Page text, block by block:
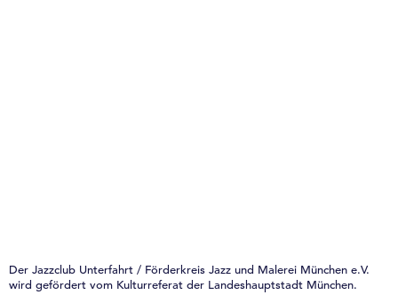
Der Jazzclub Unterfahrt / Förderkreis Jazz und Malerei München e.V.
wird gefördert vom Kulturreferat der Landeshauptstadt München.